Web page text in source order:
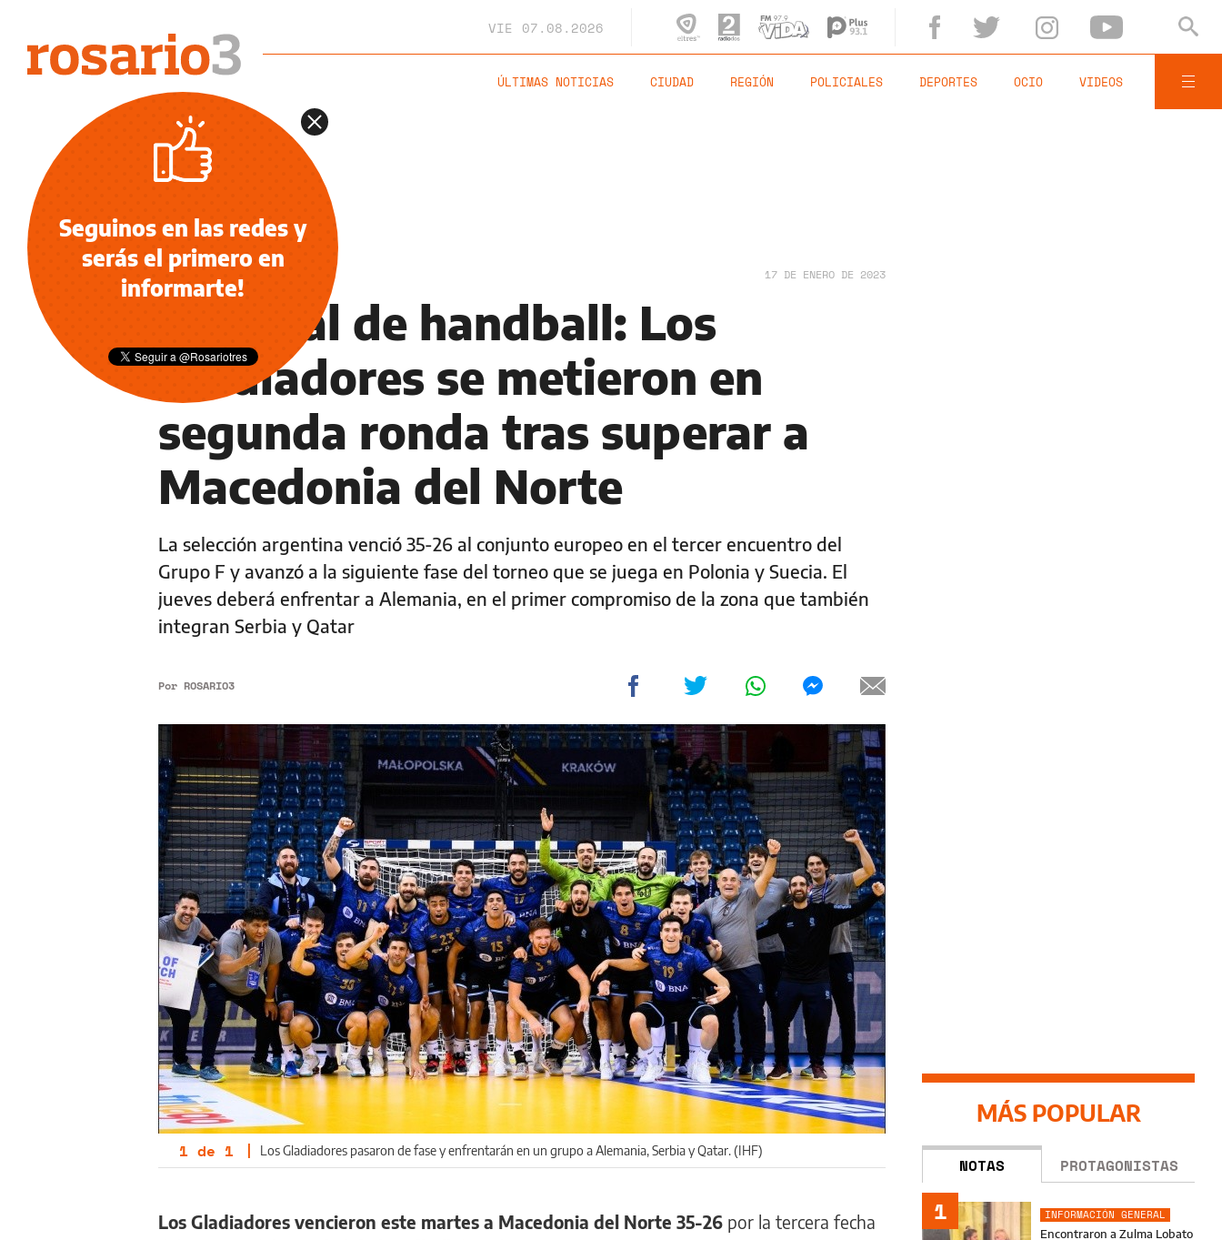
VIE 07.08.2026
ÚLTIMAS NOTICIAS CIUDAD REGIÓN POLICIALES DEPORTES OCIO VIDEOS
DEPORTES 17 DE ENERO DE 2023
Mundial de handball: Los
Gladiadores se metieron en
segunda ronda tras superar a
Macedonia del Norte
La selección argentina venció 35-26 al conjunto europeo en el tercer encuentro del
Grupo F y avanzó a la siguiente fase del torneo que se juega en Polonia y Suecia. El
jueves deberá enfrentar a Alemania, en el primer compromiso de la zona que también
integran Serbia y Qatar
Por ROSARIO3
1 de 1 | Los Gladiadores pasaron de fase y enfrentarán en un grupo a Alemania, Serbia y Qatar. (IHF)
Los Gladiadores vencieron este martes a Macedonia del Norte 35-26 por la tercera fecha
MÁS POPULAR
NOTAS PROTAGONISTAS
1
INFORMACIÓN GENERAL
Encontraron a Zulma Lobato
Seguinos en las redes y
serás el primero en
informarte!